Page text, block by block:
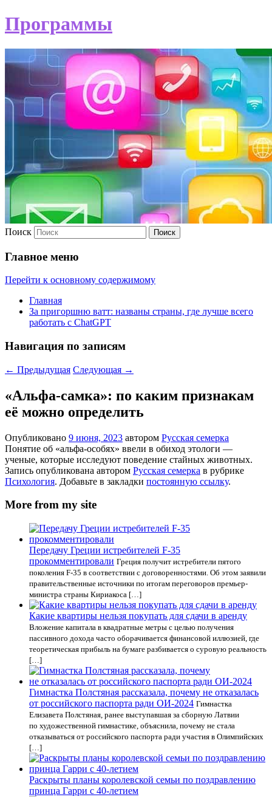
Программы
Поиск
Главное меню
Перейти к основному содержимому
Главная
За пригоршню ватт: названы страны, где лучше всего
работать с ChatGPT
Навигация по записям
← Предыдущая Следующая →
«Альфа-самка»: по каким признакам
её можно определить
Опубликовано 9 июня, 2023 автором Русская семерка
Понятие об «альфа-особях» ввели в обиход этологи —
ученые, которые исследуют поведение стайных животных.
Запись опубликована автором Русская семерка в рубрике
Психология. Добавьте в закладки постоянную ссылку.
More from my site
Передачу Греции истребителей F-35
прокомментировали Греция получит истребители пятого
поколения F-35 в соответствии с договоренностями. Об этом заявили
правительственные источники по итогам переговоров премьер-
министра страны Кириакоса […]
Какие квартиры нельзя покупать для сдачи в аренду
Вложение капитала в квадратные метры с целью получения
пассивного дохода часто оборачивается финансовой иллюзией, где
теоретическая прибыль на бумаге разбивается о суровую реальность
[…]
Гимнастка Полстяная рассказала, почему не отказалась
от российского паспорта ради ОИ-2024 Гимнастка
Елизавета Полстяная, ранее выступавшая за сборную Латвии
по художественной гимнастике, объяснила, почему не стала
отказываться от российского паспорта ради участия в Олимпийских
[…]
Раскрыты планы королевской семьи по поздравлению
принца Гарри с 40-летием